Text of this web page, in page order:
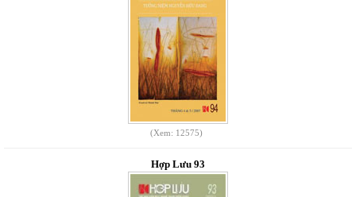
(Xem: 12575)
Hợp Lưu 93